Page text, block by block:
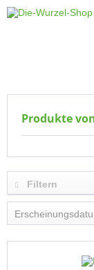
Produkte
Filtern